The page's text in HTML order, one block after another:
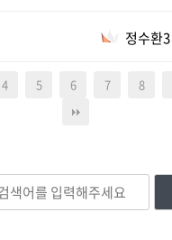
정수환3
4 5 6 7 8